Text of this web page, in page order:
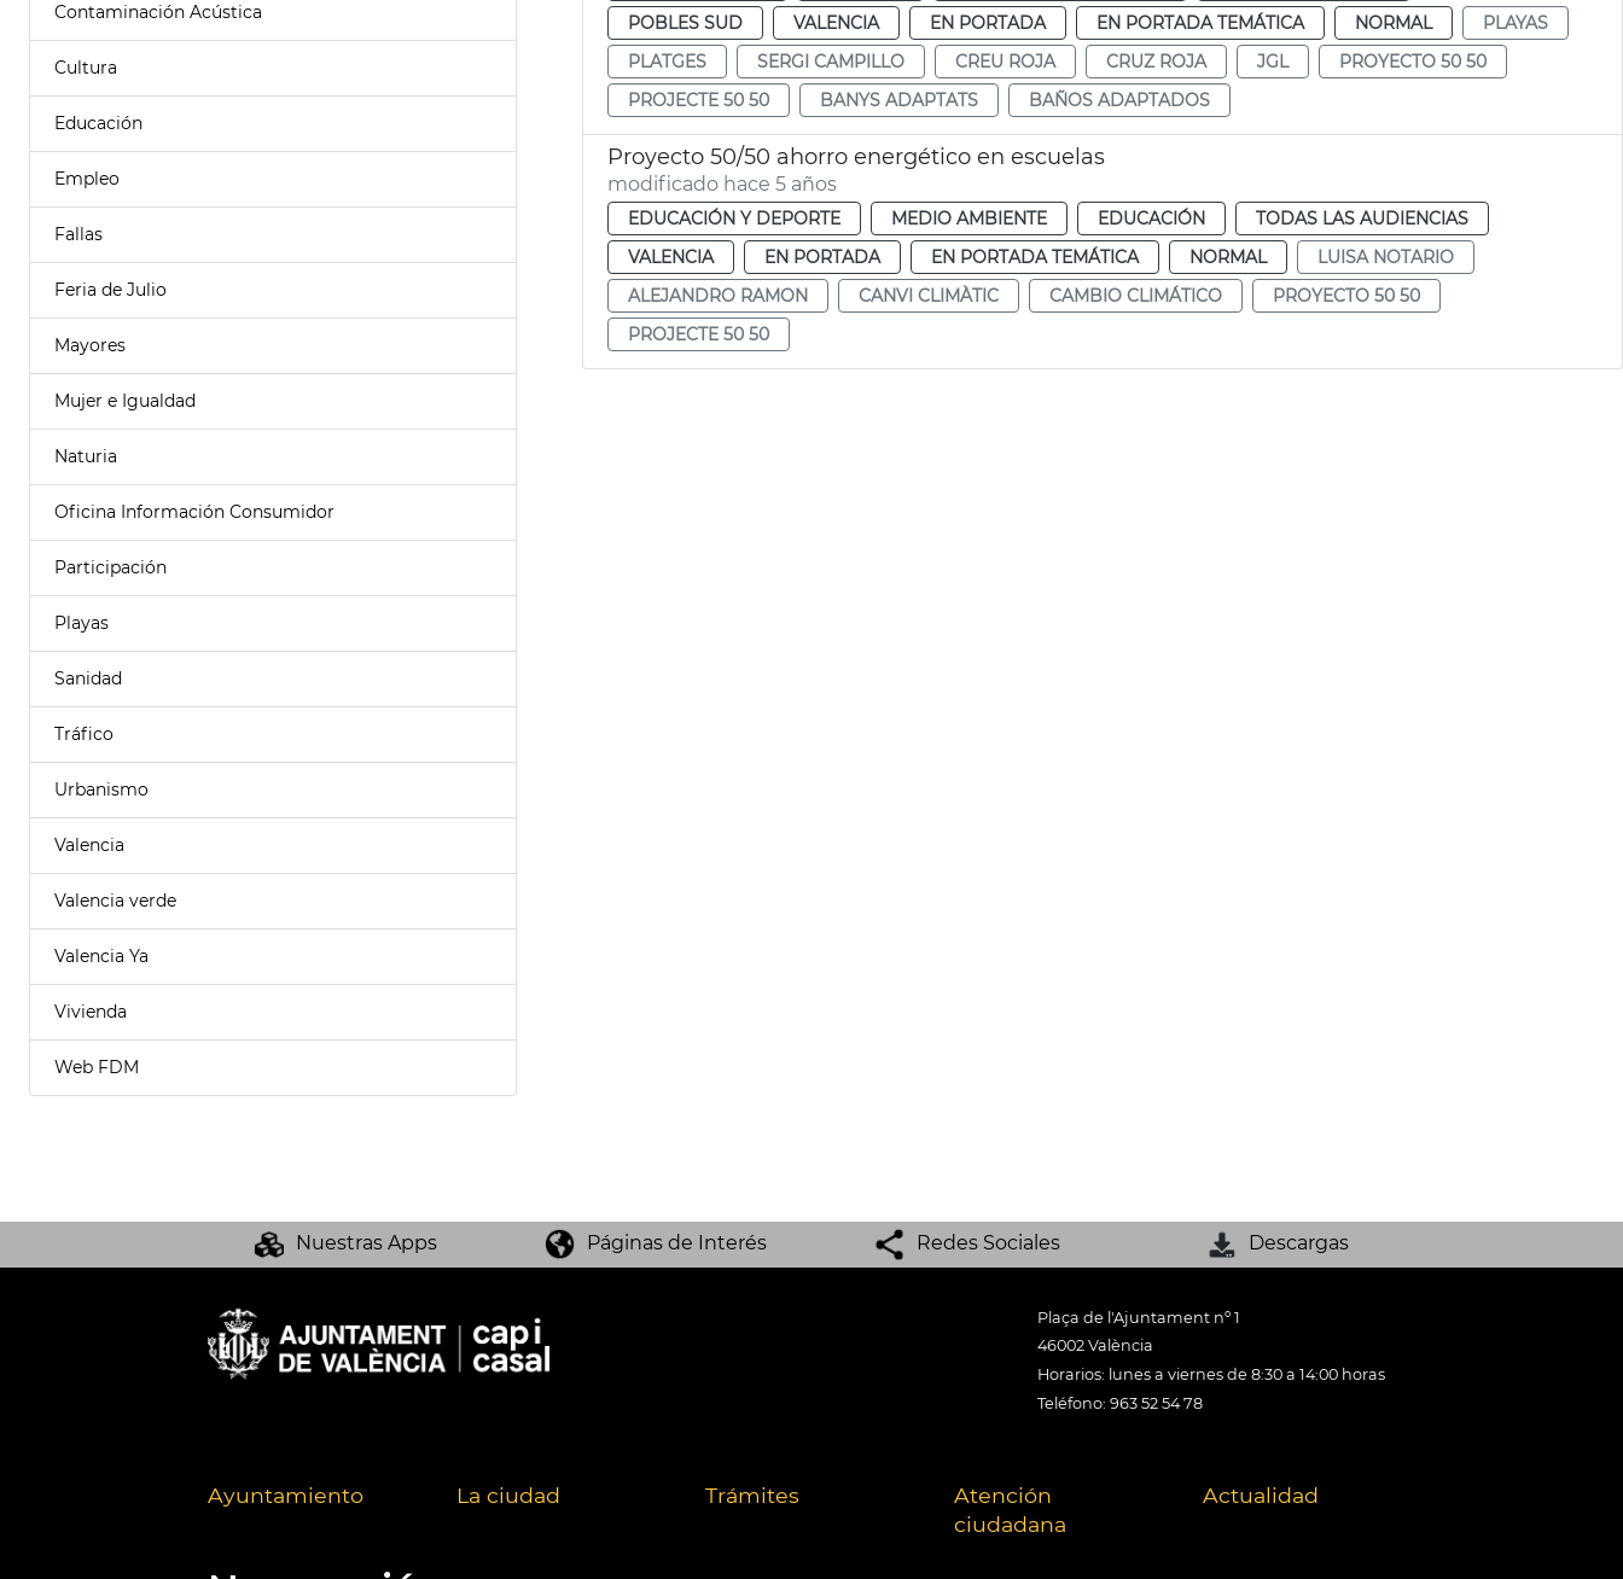
Contaminación Acústica
Cultura
Educación
Empleo
Fallas
Feria de Julio
Mayores
Mujer e Igualdad
Naturia
Oficina Información Consumidor
Participación
Playas
Sanidad
Tráfico
Urbanismo
Valencia
Valencia verde
Valencia Ya
Vivienda
Web FDM
POBLES SUD
VALENCIA EN PORTADA EN PORTADA TEMÁTICA NORMAL
PLAYAS
PLATGES
SERGI CAMPILLO CREU ROJA CRUZ ROJA JGL
PROYECTO 50 50
PROJECTE 50 50
BANYS ADAPTATS BAÑOS ADAPTADOS
Proyecto 50/50 ahorro energético en escuelas
modificado hace 5 años
EDUCACIÓN Y DEPORTE MEDIO AMBIENTE EDUCACIÓN
TODAS LAS AUDIENCIAS
VALENCIA
EN PORTADA EN PORTADA TEMÁTICA NORMAL
LUISA NOTARIO
ALEJANDRO RAMON
CANVI CLIMÀTIC CAMBIO CLIMÁTICO
PROYECTO 50 50
PROJECTE 50 50
Nuestras Apps Páginas de Interés Redes Sociales Descargas
Plaça de l'Ajuntament nº 1
46002 València
Horarios: lunes a viernes de 8:30 a 14:00 horas
Teléfono: 963 52 54 78
Ayuntamiento La ciudad Trámites
Atención
ciudadana
Actualidad